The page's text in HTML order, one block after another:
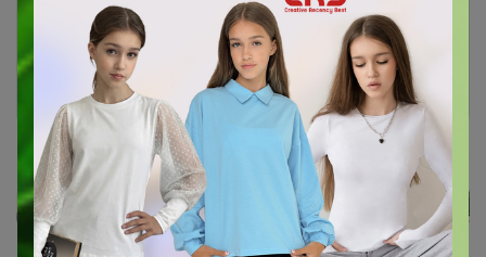
Это займет меньше минуты
Войти Зарегистрироваться
Реклама